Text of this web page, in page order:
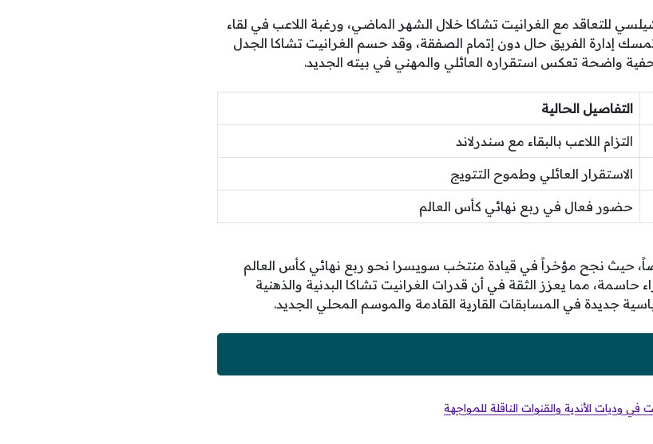
للتعاقد مع الغرانيت تشاكا خلال الشهر الماضي، ورغبة اللاعب في لقاء
إدارة الفريق حال دون إتمام الصفقة، وقد حسم الغرانيت تشاكا الجدل
واضحة تعكس استقراره العائلي والمهني في بيته الجديد.
التفاصيل الحالية
التزام اللاعب بالبقاء مع سندرلاند
الاستقرار العائلي وطموح التتويج
حضور فعال في ربع نهائي كأس العالم
أيضاً، حيث نجح مؤخراً في قيادة منتخب سويسرا نحو ربع نهائي كأس العالم
حاسمة، مما يعزز الثقة في أن قدرات الغرانيت تشاكا البدنية والذهنية
جديدة في المسابقات القارية القادمة والموسم المحلي الجديد.
وديات الأندية والقنوات الناقلة للمواجهة